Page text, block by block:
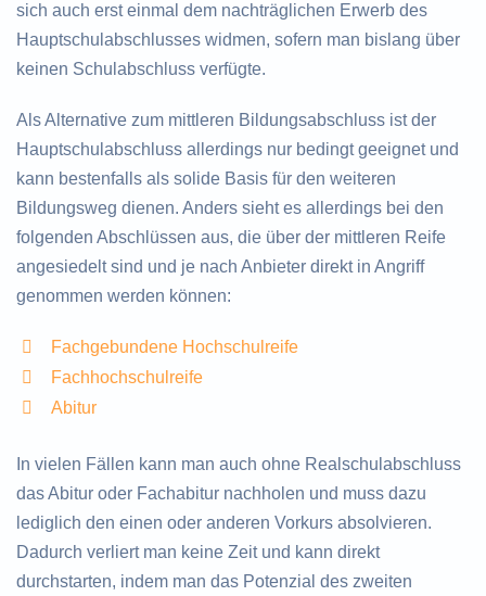
sich auch erst einmal dem nachträglichen Erwerb des
Hauptschulabschlusses widmen, sofern man bislang über
keinen Schulabschluss verfügte.
Als Alternative zum mittleren Bildungsabschluss ist der
Hauptschulabschluss allerdings nur bedingt geeignet und
kann bestenfalls als solide Basis für den weiteren
Bildungsweg dienen. Anders sieht es allerdings bei den
folgenden Abschlüssen aus, die über der mittleren Reife
angesiedelt sind und je nach Anbieter direkt in Angriff
genommen werden können:
Fachgebundene Hochschulreife
Fachhochschulreife
Abitur
In vielen Fällen kann man auch ohne Realschulabschluss
das Abitur oder Fachabitur nachholen und muss dazu
lediglich den einen oder anderen Vorkurs absolvieren.
Dadurch verliert man keine Zeit und kann direkt
durchstarten, indem man das Potenzial des zweiten